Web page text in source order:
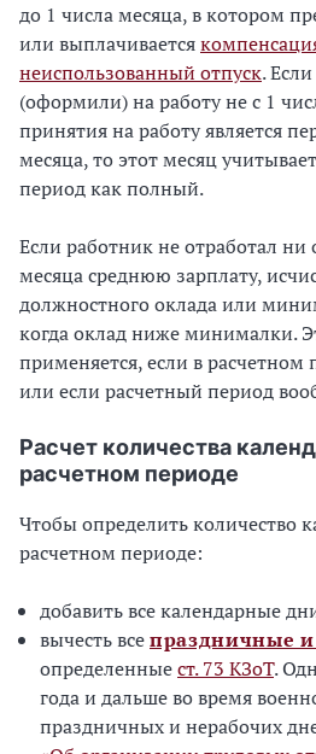
до 1 числа месяца, в котором
или выплачивается
неиспользованный отпуск.
(оформили) на работу не с 1
принятия на работу является
месяца, то этот месяц
период как полный.
Если работник не отработал ни
месяца среднюю зарплату,
должностного оклада или
когда оклад ниже минималки.
применяется, если в расчетном
или если расчетный период
Расчет количества
расчетном периоде
Чтобы определить количество
расчетном периоде:
добавить все календарные
вычесть всепраздничные
определенныест. 73 КЗоТ.
года и дальше во время
праздничных и нерабочих